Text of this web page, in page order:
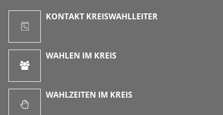
KONTAKT KREISWAHLLEITER
WAHLEN IM KREIS
WAHLZEITEN IM KREIS